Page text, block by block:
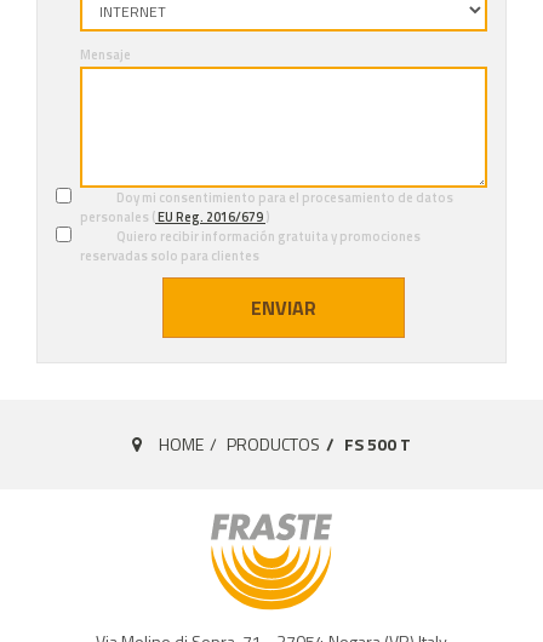
Mensaje
Doy mi consentimiento para el procesamiento de datos
personales (EU Reg. 2016/679)
Quiero recibir información gratuita y promociones
reservadas solo para clientes
ENVIAR
HOME PRODUCTOS FS 500 T